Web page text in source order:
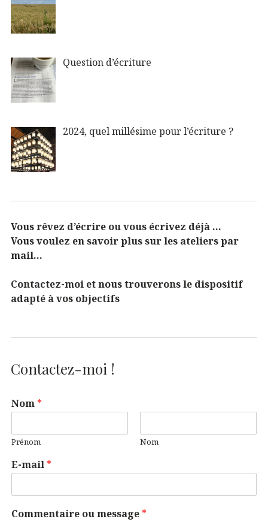
Question d’écriture
2024, quel millésime pour l’écriture ?
Vous rêvez d’écrire ou vous écrivez déjà …
Vous voulez en savoir plus sur les ateliers par
mail…
Contactez-moi et nous trouverons le dispositif
adapté à vos objectifs
Contactez-moi !
Nom *
Prénom Nom
E-mail *
Commentaire ou message *